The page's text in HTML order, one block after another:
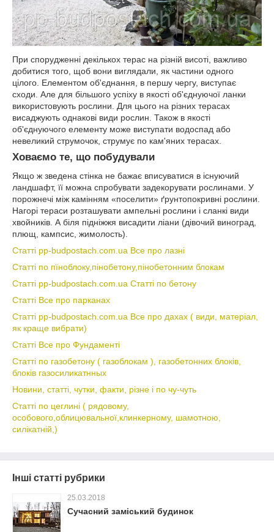
При спорудженні декількох терас на різній висоті, важливо
добитися того, щоб вони виглядали, як частини одного
цілого. Елементом об'єднання, в першу чергу, виступає
сходи. Але для більшого успіху в якості об'єднуючої ланки
використовують рослини. Для цього на різних терасах
висаджують однакові види рослин. Також в якості
об'єднуючого елементу може виступати водоспад або
невеликий струмочок, струмує по кам'яних терасах.
Ховаємо те, що побудували
Якщо ж зведена стінка не бажає вписуватися в існуючий
ландшафт, її можна спробувати задекорувати рослинами. У
порожнечі між камінням «поселити» ґрунтопокривні рослини.
Нагорі тераси розташувати ампельні рослини і сланкі види
хвойників. А біля підніжжя висадити ліани (дівочий виноград,
плющ, кампсис, жимолость).
Статті pp-budpostach.com.ua Все про лазні
Статті по пїноблоку,пінобетону,пінобетонним блокам
Статті pp-budpostach.com.ua Статті по бетону
Статті Все про парканах
Статті pp-budpostach.com.ua Все про дахах ( види, матеріал,
як краще вибрати)
Статті Все про Фундаменті
Статті по газобетону ( газоблокам ), газобетонних блоків,
блоків газосиликатнных
Новини, статті, чутки, факти, різне і по чу-чуть
Статті по цеглині ( рядовому,
особового,облицювальної,клинкерному, шамотною,
силікатній,)
Інші статті рубрики
25.03.2018
Сучасний заміський будинок